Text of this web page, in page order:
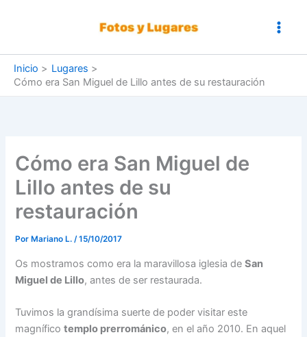
Inicio
Lugares
Cómo era San Miguel de Lillo antes de su restauración
Cómo era San Miguel de
Lillo antes de su
restauración
Por Mariano L./15/10/2017
Os mostramos como era la maravillosa iglesia deSan
Miguel de Lillo, antes de ser restaurada.
Tuvimos la grandísima suerte de poder visitar este
magníficotemplo prerrománico, en el año 2010. En aquel